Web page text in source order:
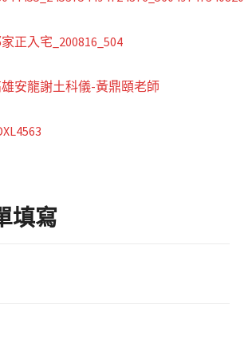
正入宅_200816_504
安龍謝土科儀-黃鼎頤老師
填寫